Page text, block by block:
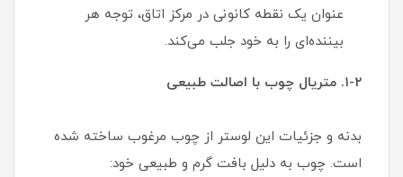
عنوان یک نقطه کانونی در مرکز اتاق، توجه هر
بیننده‌ای را به خود جلب می‌کند.
۱-۲. متریال چوب با اصالت طبیعی
بدنه و جزئیات این لوستر از چوب مرغوب ساخته شده
است. چوب به دلیل بافت گرم و طبیعی خود: